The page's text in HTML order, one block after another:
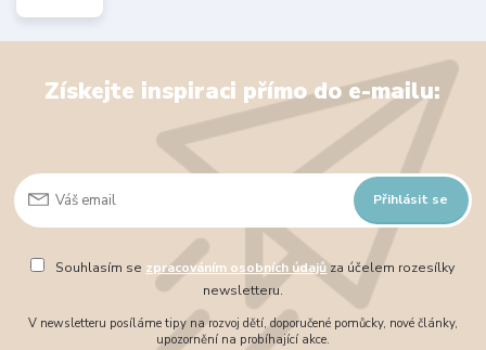
Získejte inspiraci přímo do e-mailu:
Přihlásit se
Souhlasím se zpracováním osobních údajůza účelem rozesílky
newsletteru.
V newsletteru posíláme tipy na rozvoj dětí, doporučené pomůcky, nové články,
upozornění na probíhající akce.